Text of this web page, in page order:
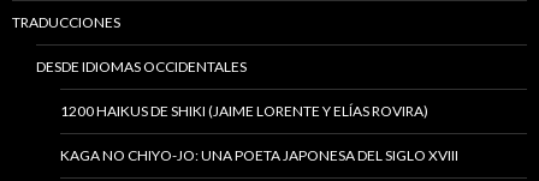
TRADUCCIONES
DESDE IDIOMAS OCCIDENTALES
1200 HAIKUS DE SHIKI (JAIME LORENTE Y ELÍAS ROVIRA)
KAGA NO CHIYO-JO: UNA POETA JAPONESA DEL SIGLO XVIII